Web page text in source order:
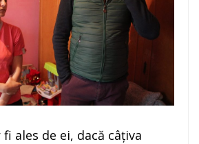
ales de ei, dacă câţiva